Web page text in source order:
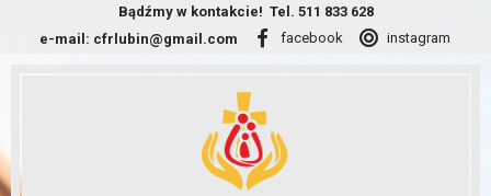
Bądźmy w kontakcie! Tel. 511 833 628
e-mail: cfrlubin@gmail.com facebook instagram